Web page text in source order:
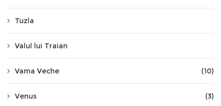
Tuzla
Valul lui Traian
Vama Veche (10)
Venus (3)